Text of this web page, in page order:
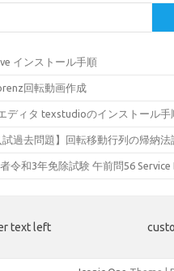
インストール手順
回転動画作成
ディタ texstudioのインストール手
試過去問題】回転移動行列の帰納法
令和3年免除試験 午前問56 Service
text left